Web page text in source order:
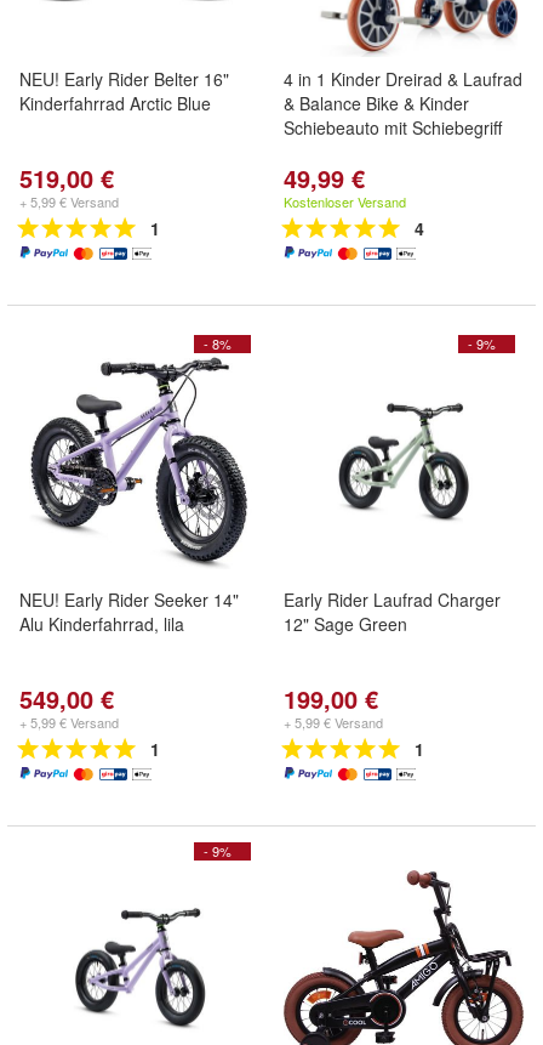
NEU! Early Rider Belter 16"
Kinderfahrrad Arctic Blue
519,00 €
+ 5,99 € Versand
1
4 in 1 Kinder Dreirad & Laufrad
& Balance Bike & Kinder
Schiebeauto mit Schiebegriff
49,99 €
Kostenloser Versand
4
- 8%
NEU! Early Rider Seeker 14"
Alu Kinderfahrrad, lila
549,00 €
+ 5,99 € Versand
1
- 9%
Early Rider Laufrad Charger
12" Sage Green
199,00 €
+ 5,99 € Versand
1
- 9%